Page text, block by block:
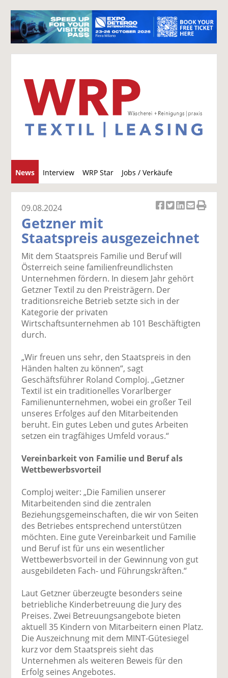
News Interview WRP Star Jobs / Verkäufe
u
c
k
a
uf
F
ac
e
o
k
te
il
e
n
k
el
t
wi
tt
er
n
k
el
a
uf
Li
k
e
di
te
il
n
k
er
E
v
n
n
k
09.08.2024
Getzner mit
Staatspreis ausgezeichnet
Mit dem Staatspreis Familie und Beruf will
Österreich seine familienfreundlichsten
Unternehmen fördern. In diesem Jahr gehört
Getzner Textil zu den Preisträgern. Der
traditionsreiche Betrieb setzte sich in der
Kategorie der privaten
Wirtschaftsunternehmen ab 101 Beschäftigten
durch.
„Wir freuen uns sehr, den Staatspreis in den
Händen halten zu können“, sagt
Geschäftsführer Roland Comploj. „Getzner
Textil ist ein traditionelles Vorarlberger
Familienunternehmen, wobei ein großer Teil
unseres Erfolges auf den Mitarbeitenden
beruht. Ein gutes Leben und gutes Arbeiten
setzen ein tragfähiges Umfeld voraus.“
Vereinbarkeit von Familie und Beruf als
Wettbewerbsvorteil
Comploj weiter: „Die Familien unserer
Mitarbeitenden sind die zentralen
Beziehungsgemeinschaften, die wir von Seiten
des Betriebes entsprechend unterstützen
möchten. Eine gute Vereinbarkeit und Familie
und Beruf ist für uns ein wesentlicher
Wettbewerbsvorteil in der Gewinnung von gut
ausgebildeten Fach- und Führungskräften.“
Laut Getzner überzeugte besonders seine
betriebliche Kinderbetreuung die Jury des
Preises. Zwei Betreuungsangebote bieten
aktuell 35 Kindern von Mitarbeitern einen Platz.
Die Auszeichnung mit dem MINT-Gütesiegel
kurz vor dem Staatspreis sieht das
Unternehmen als weiteren Beweis für den
Erfolg seines Angebotes.